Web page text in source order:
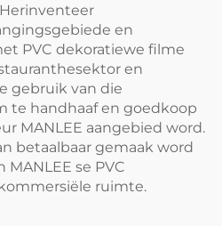
en
PVC dekoratiewe filme
en
gebruik van die
te handhaaf en goedkoop
MANLEE aangebied word.
betaalbaar gemaak word
se PVC
ruimte.